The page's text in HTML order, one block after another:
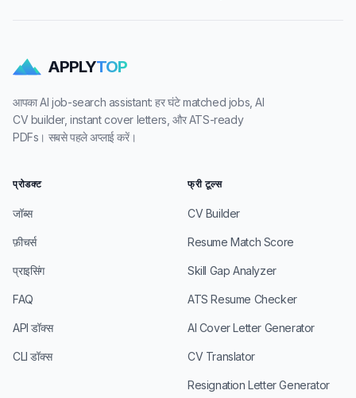
APPLYTOP
आपका AI job-search assistant: हर घंटे matched jobs, AI
CV builder, instant cover letters, और ATS-ready
PDFs। सबसे पहले अप्लाई करें।
प्रोडक्ट
जॉब्स
फ़ीचर्स
प्राइसिंग
FAQ
API डॉक्स
CLI डॉक्स
फ्री टूल्स
CV Builder
Resume Match Score
Skill Gap Analyzer
ATS Resume Checker
AI Cover Letter Generator
CV Translator
Resignation Letter Generator